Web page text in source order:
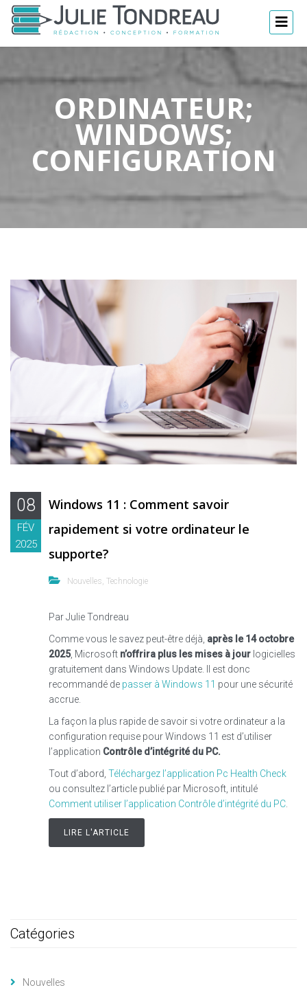
ORDINATEUR;
WINDOWS;
CONFIGURATION
08
FÉV
2025
Windows 11 : Comment savoir
rapidement si votre ordinateur le
supporte?
Nouvelles, Technologie
Par Julie Tondreau
Comme vous le savez peut-être déjà, après le 14 octobre
2025, Microsoft n’offrira plus les mises à jour logicielles
gratuitement dans Windows Update. Il est donc
recommandé de passer à Windows 11 pour une sécurité
accrue.
La façon la plus rapide de savoir si votre ordinateur a la
configuration requise pour Windows 11 est d’utiliser
l’application Contrôle d’intégrité du PC.
Tout d’abord, Téléchargez l’application Pc Health Check
ou consultez l’article publié par Microsoft, intitulé
Comment utiliser l’application Contrôle d’intégrité du PC
LIRE L'ARTICLE
Catégories
Nouvelles